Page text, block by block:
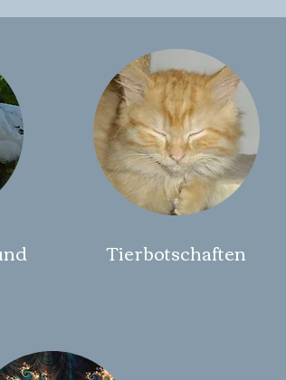
Tierbotschaften